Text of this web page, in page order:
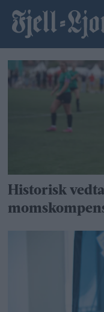
Tag:
zaineb
Historisk